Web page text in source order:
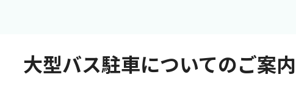
大型バス駐車についてのご案内